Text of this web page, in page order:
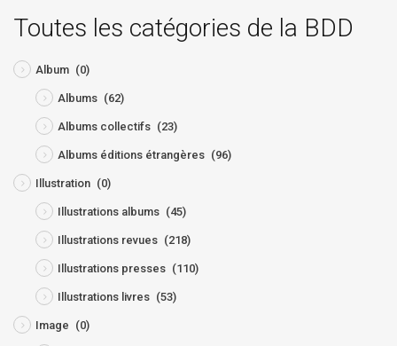
Toutes les catégories de la BDD
Album (0)
Albums (62)
Albums collectifs (23)
Albums éditions étrangères (96)
Illustration (0)
Illustrations albums (45)
Illustrations revues (218)
Illustrations presses (110)
Illustrations livres (53)
Image (0)